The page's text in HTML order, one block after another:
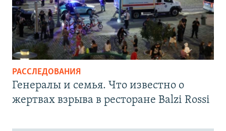
РАССЛЕДОВАНИЯ
Генералы и семья. Что известно о
жертвах взрыва в ресторане Balzi Rossi